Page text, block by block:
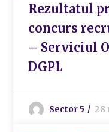
Rezultatul
concurs
– Serviciul
DGPL
Sector 5 28